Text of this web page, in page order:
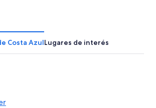
cerca de La Californie
en Massoins
en Cannes
Costa AzulLugares de interés